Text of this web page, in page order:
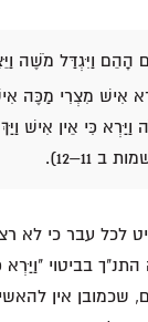
הָהֵם וַיִּגְדַּל מֹשֶׁה
אִישׁ מִצְרִי מַכֶּה
וַיַּרְא כִּי אֵין אִישׁ
11–12).
לכל עבר כי לא
בביטוי "וַיַּרְא
שכמובן אין